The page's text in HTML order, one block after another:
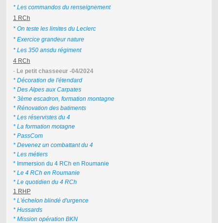
* Les commandos du renseignement
1 RCh
* On teste les limites du Leclerc
* Exercice grandeur nature
* Les 350 ansdu régiment
4 RCh
- Le petit chasseeur -04/2024
* Décoration de l'étendard
* Des Alpes aux Carpates
* 3ème escadron, formation montagne
* Rénovation des batiments
* Les réservistes du 4
* La formation motagne
* PassCom
* Devenez un combattant du 4
* Les métiers
* Immersion du 4 RCh en Roumanie
* Le 4 RCh en Roumanie
* Le quotidien du 4 RCh
1 RHP
* L'échelon blindé d'urgence
* Hussards
* Mission opération BKN